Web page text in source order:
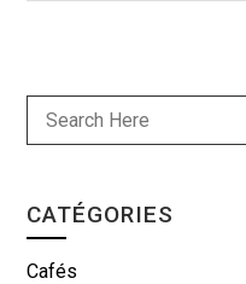
CATÉGORIES
Cafés